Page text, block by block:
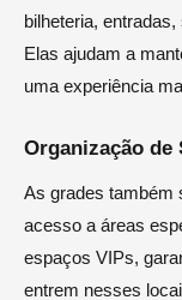
bilheteria,
Elas ajudam a
uma experiência
Organização de
As grades também
acesso a áreas
espaços VIPs,
entrem nesses